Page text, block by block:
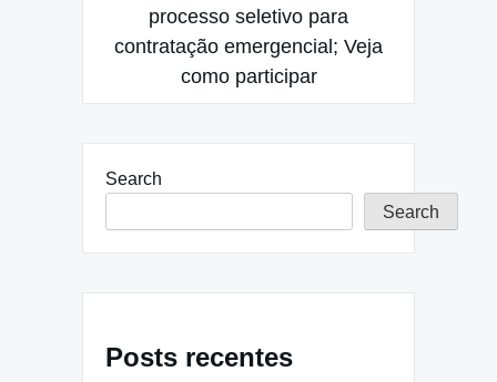
processo seletivo para
contratação emergencial; Veja
como participar
Search
Search
Posts recentes